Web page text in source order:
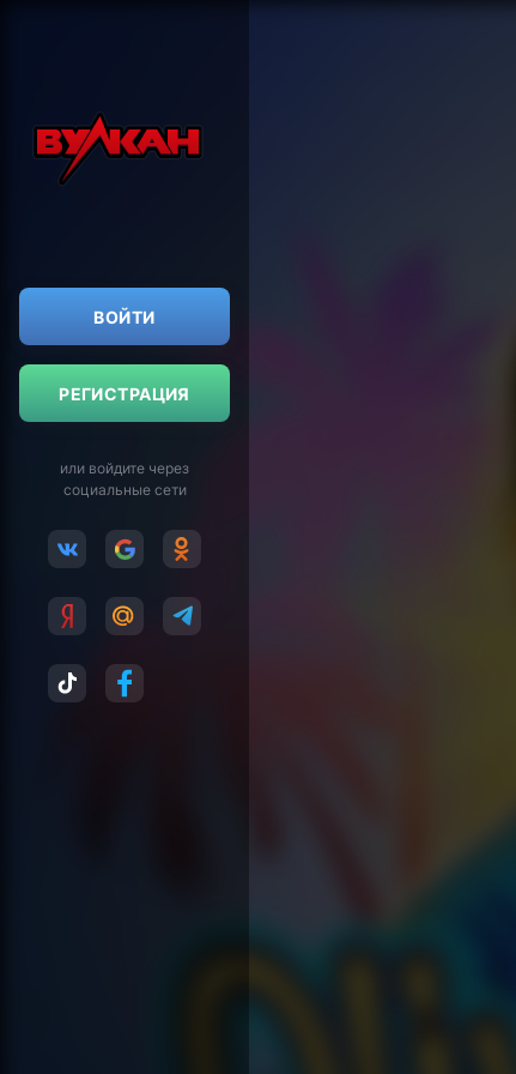
ВОЙТИ
РЕГИСТРАЦИЯ
или войдите через
социальные сети